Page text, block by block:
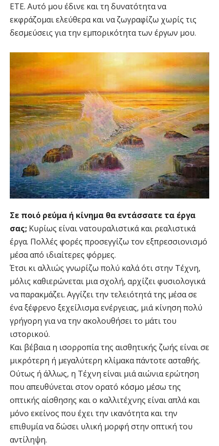
ΕΤΕ. Αυτό μου έδινε και τη δυνατότητα να
εκφράζομαι ελεύθερα και να ζωγραφίζω χωρίς τις
δεσμεύσεις για την εμπορικότητα των έργων μου.
Σε ποιό ρεύμα ή κίνημα θα εντάσσατε τα έργα
σας; Κυρίως είναι νατουραλιστικά και ρεαλιστικά
έργα. Πολλές φορές προσεγγίζω τον εξπρεσσιονισμό
μέσα από ιδιαίτερες φόρμες.
Έτσι κι αλλιώς γνωρίζω πολύ καλά ότι στην Τέχνη,
μόλις καθιερώνεται μια σχολή, αρχίζει φυσιολογικά
να παρακμάζει. Αγγίζει την τελειότητά της μέσα σε
ένα ξέφρενο ξεχείλισμα ενέργειας, μιά κίνηση πολύ
γρήγορη για να την ακολουθήσει το μάτι του
ιστορικού.
Και βέβαια η ισορροπία της αισθητικής ζωής είναι σε
μικρότερη ή μεγαλύτερη κλίμακα πάντοτε ασταθής.
Ούτως ή άλλως, η Τέχνη είναι μιά αιώνια ερώτηση
που απευθύνεται στον ορατό κόσμο μέσω της
οπτικής αίσθησης και ο καλλιτέχνης είναι απλά και
μόνο εκείνος που έχει την ικανότητα και την
επιθυμία να δώσει υλική μορφή στην οπτική του
αντίληψη.